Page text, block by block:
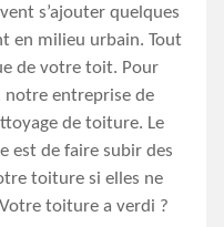
s’ajouter quelques
en milieu urbain. Tout
de votre toit. Pour
notre entreprise de
de toiture. Le
est de faire subir des
toiture si elles ne
toiture a verdi ?